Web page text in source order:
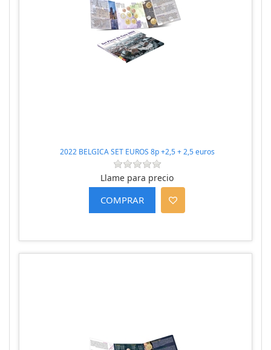
2022 BELGICA SET EUROS 8p +2,5 + 2,5 euros
Llame para precio